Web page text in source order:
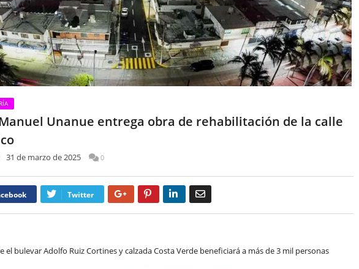
Unanue entrega obra de rehabilitación de la calle
31 de marzo de 2025 0
Twitter Google+ Pinterest LinkedIn
el bulevar Adolfo Ruiz Cortines y calzada Costa Verde beneficiará a más de 3 mil personas